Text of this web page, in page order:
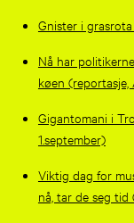
Gnister i
Nå har
køen (reportasje,
Gigantomani i
1.september)
Viktig dag for
nå, tar de seg tid